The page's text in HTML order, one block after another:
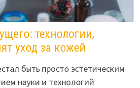
технологии,
уход за кожей
быть просто эстетическим
науки и технологий